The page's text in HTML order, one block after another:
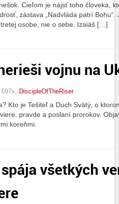
Cieľom je nájsť toho človeka,
zástava „Nadvláda patrí
osobe, nie o sebe. Izaiáš […]
vojnu na
DiscipleOfTheRiser
Kto je Tešiteľ a Duch Svätý, o
pravde a poslaní prorokov.
koreňmi.
všetkých